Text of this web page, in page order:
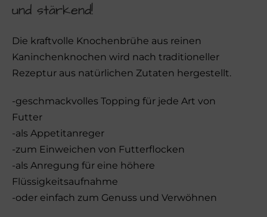
und stärkend!
Die kraftvolle Knochenbrühe aus reinen
Kaninchenknochen wird nach traditioneller
Rezeptur aus natürlichen Zutaten hergestellt.
-geschmackvolles Topping für jede Art von
Futter
-als Appetitanreger
-zum Einweichen von Futterflocken
-als Anregung für eine höhere
Flüssigkeitsaufnahme
-oder einfach zum Genuss und Verwöhnen